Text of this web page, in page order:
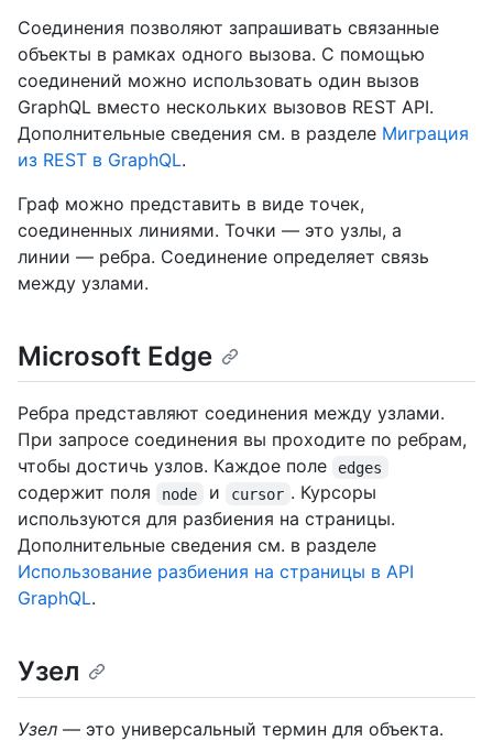
Соединения позволяют запрашивать связанные
объекты в рамках одного вызова. С помощью
соединений можно использовать один вызов
GraphQL вместо нескольких вызовов REST API.
Дополнительные сведения см. в разделе Миграция
из REST в GraphQL.
Граф можно представить в виде точек,
соединенных линиями. Точки — это узлы, а
линии — ребра. Соединение определяет связь
между узлами.
Microsoft Edge
Ребра представляют соединения между узлами.
При запросе соединения вы проходите по ребрам,
чтобы достичь узлов. Каждое поле
edges
содержит поля node и cursor . Курсоры
используются для разбиения на страницы.
Дополнительные сведения см. в разделе
Использование разбиения на страницы в API
GraphQL.
Узел
Узел — это универсальный термин для объекта.